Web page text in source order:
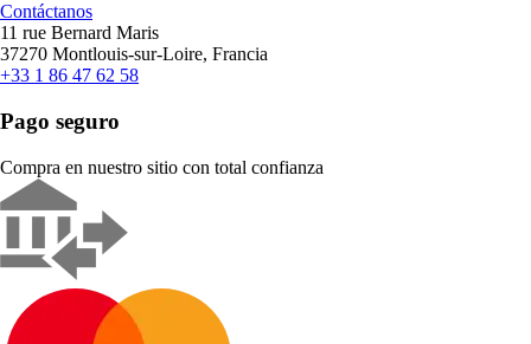
Contáctanos
11 rue Bernard Maris
37270 Montlouis-sur-Loire, Francia
+33 1 86 47 62 58
Pago seguro
Compra en nuestro sitio con total confianza